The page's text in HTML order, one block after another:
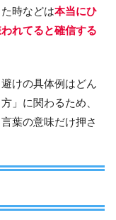
時などは本当にひ
れてると確信する
けの具体例はどん
」に関わるため、
葉の意味だけ押さ